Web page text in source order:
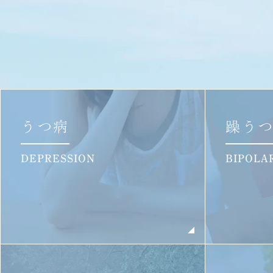
うつ病
DEPRESSION
躁う